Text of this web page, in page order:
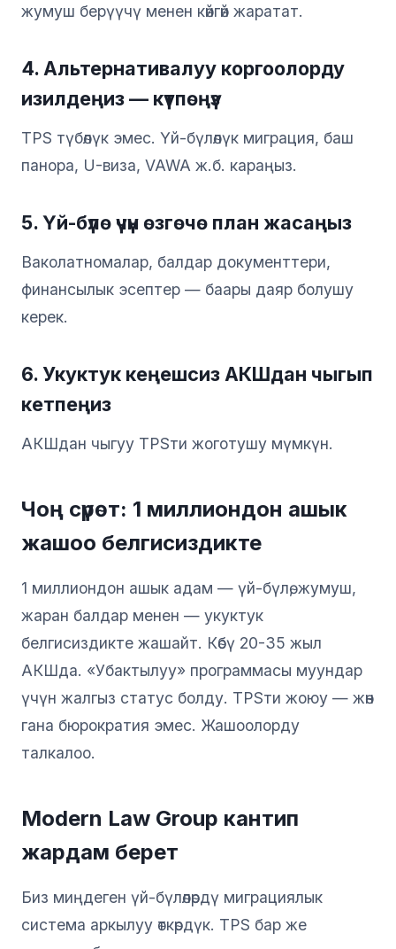
жумуш берүүчү менен көйгөй жаратат.
4. Альтернативалуу коргоолорду
изилдеңиз — күтпөңүз
TPS түбөлүк эмес. Үй-бүлөлүк миграция, баш
панора, U-виза, VAWA ж.б. караңыз.
5. Үй-бүлө үчүн өзгөчө план жасаңыз
Ваколатномалар, балдар документтери,
финансылык эсептер — баары даяр болушу
керек.
6. Укуктук кеңешсиз АКШдан чыгып
кетпеңиз
АКШдан чыгуу TPSти жоготушу мүмкүн.
Чоң сүрөт: 1 миллиондон ашык
жашоо белгисиздикте
1 миллиондон ашык адам — үй-бүлө, жумуш,
жаран балдар менен — укуктук
белгисиздикте жашайт. Көбү 20-35 жыл
АКШда. «Убактылуу» программасы муундар
үчүн жалгыз статус болду. TPSти жоюу — жөн
гана бюрократия эмес. Жашоолорду
талкалоо.
Modern Law Group кантип
жардам берет
Биз миңдеген үй-бүлөлөрдү миграциялык
система аркылуу өткөрдүк. TPS бар же